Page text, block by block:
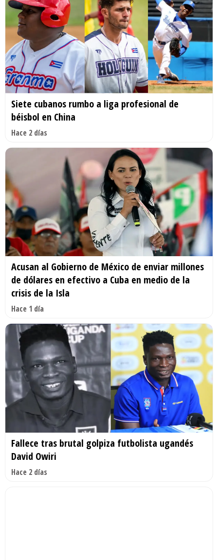
Siete cubanos rumbo a liga profesional de
béisbol en China
Hace 2 días
Acusan al Gobierno de México de enviar millones
de dólares en efectivo a Cuba en medio de la
crisis de la Isla
Hace 1 día
Fallece tras brutal golpiza futbolista ugandés
David Owiri
Hace 2 días